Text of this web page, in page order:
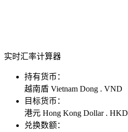
实时汇率计算器
持有货币：
越南盾 Vietnam Dong . VND
目标货币：
港元 Hong Kong Dollar . HKD
兑换数额：